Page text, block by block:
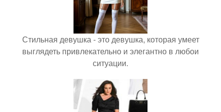
Стильная девушка - это девушка, которая умеет
выглядеть привлекательно и элегантно в любои
ситуации.